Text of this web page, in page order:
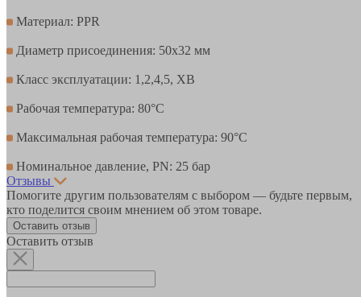
Материал: PPR
Диаметр присоединения: 50х32 мм
Класс эксплуатации: 1,2,4,5, ХВ
Рабочая температура: 80°С
Максимальная рабочая температура: 90°С
Номинальное давление, PN: 25 бар
Отзывы
Помогите другим пользователям с выбором — будьте первым,
кто поделится своим мнением об этом товаре.
Оставить отзыв
Оставить отзыв